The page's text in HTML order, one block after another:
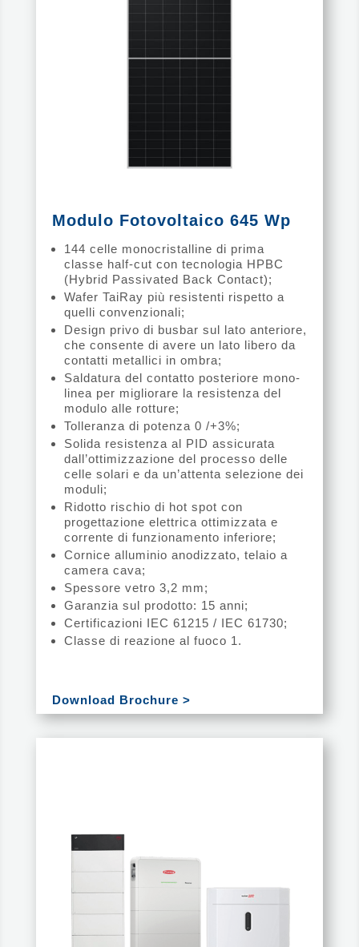
Modulo Fotovoltaico 645 Wp
144 celle monocristalline di prima
classe half-cut con tecnologia HPBC
(Hybrid Passivated Back Contact);
Wafer TaiRay più resistenti rispetto a
quelli convenzionali;
Design privo di busbar sul lato anteriore,
che consente di avere un lato libero da
contatti metallici in ombra;
Saldatura del contatto posteriore mono-
linea per migliorare la resistenza del
modulo alle rotture;
Tolleranza di potenza 0 /+3%;
Solida resistenza al PID assicurata
dall’ottimizzazione del processo delle
celle solari e da un’attenta selezione dei
moduli;
Ridotto rischio di hot spot con
progettazione elettrica ottimizzata e
corrente di funzionamento inferiore;
Cornice alluminio anodizzato, telaio a
camera cava;
Spessore vetro 3,2 mm;
Garanzia sul prodotto: 15 anni;
Certificazioni IEC 61215 / IEC 61730;
Classe di reazione al fuoco 1.
Download Brochure >